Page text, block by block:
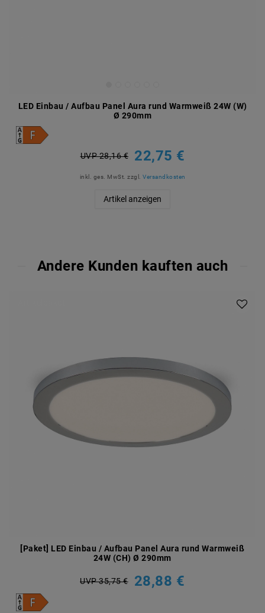
LED Einbau / Aufbau Panel Aura rund Warmweiß 24W (W)
Ø 290mm
UVP 28,16 € 22,75 €
inkl. ges. MwSt. zzgl. Versandkosten
Artikel anzeigen
Andere Kunden kauften auch
[Paket] LED Einbau / Aufbau Panel Aura rund Warmweiß
24W (CH) Ø 290mm
UVP 35,75 € 28,88 €